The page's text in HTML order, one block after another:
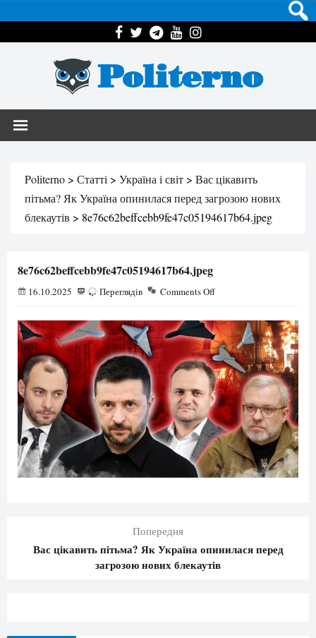
Politerno
Politerno > Статті > Україна і світ > Вас цікавить
пітьма? Як Україна опинилася перед загрозою нових
блекаутів > 8e76c62beffcebb9fe47c05194617b64.jpeg
8e76c62beffcebb9fe47c05194617b64.jpeg
16.10.2025 86 Переглядів Comments Off
Попередня
Вас цікавить пітьма? Як Україна опинилася перед
загрозою нових блекаутів